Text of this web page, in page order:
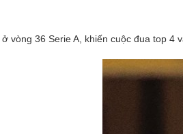
vòng 36 Serie A, khiến cuộc đua top